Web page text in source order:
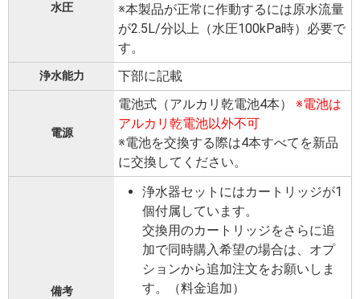
水圧
※本製品が正常に作動するには原水流量
が2.5L/分以上（水圧100kPa時）必要で
す。
浄水能力 下部に記載
電源
電池式（アルカリ乾電池4本） ※電池は
アルカリ乾電池以外不可
※電池を交換する際は4本すべてを新品
に交換してください。
備考
浄水器セットにはカートリッジが1
個付属しています。
交換用のカートリッジをさらに追
加で同時購入希望の場合は、オプ
ションから追加注文をお願いしま
す。（料金追加）